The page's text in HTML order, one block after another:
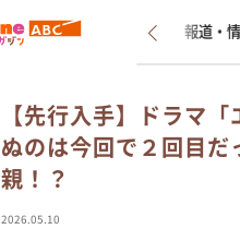
新着 インタビュー 報道・
【先行入手】ドラマ
ぬのは今回で２回目
親！？
2026.05.10